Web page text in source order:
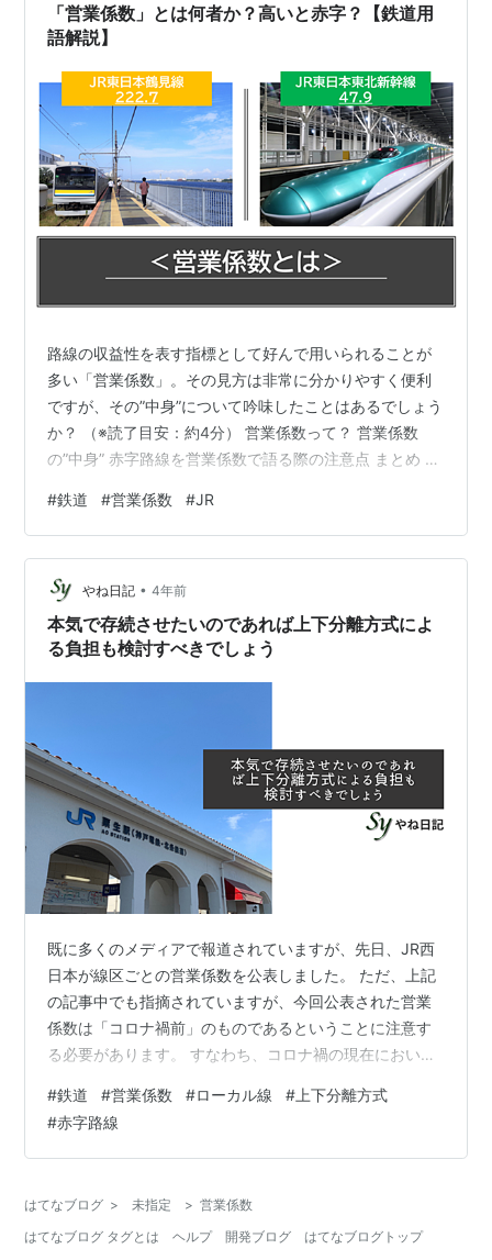
「営業係数」とは何者か？高いと赤字？【鉄道用
語解説】
路線の収益性を表す指標として好んで用いられることが
多い「営業係数」。その見方は非常に分かりやすく便利
ですが、その”中身”について吟味したことはあるでしょう
か？ （※読了目安：約4分） 営業係数って？ 営業係数
の”中身” 赤字路線を営業係数で語る際の注意点 まとめ 練
「Railway Frontline」運営者のNagatownです。 シリー
ズ【鉄道用語解説】第3回は、いわゆる赤字路線について
の報道などでよく取り上げられる指標である営業係数を
解説します。 営業係数の例。（左：海芝浦駅、右：新函
館北斗駅、画像はいずれも筆者撮影）営業係数の値はht…
#鉄道 #営業係数 #JR
やね日記 • 4年前
本気で存続させたいのであれば上下分離方式によ
る負担も検討すべきでしょう
既に多くのメディアで報道されていますが、先日、JR西
日本が線区ごとの営業係数を公表しました。 ただ、上記
の記事中でも指摘されていますが、今回公表された営業
係数は「コロナ禍前」のものであるということに注意す
る必要があります。 すなわち、コロナ禍の現在において
ということです。今回の公表に対しては、早速、赤字路
線の沿線自治体から憤りの声が上がっているようです。
ですが、まずはJR西日本がなぜ公表に踏み切らざるを得
ナ禍でドル箱路線からの補てんが見込めない以上、赤字
ローカル線の維持が民間企業としても困難…
#鉄道 #営業係数 #ローカル線 # 上下分離方式
#赤字路線
はてなブログ > 未指定 > 営業係数
はてなブログ タグとは
ヘルプ 開発ブログ はてなブログトップ